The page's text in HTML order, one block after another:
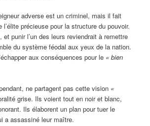
adverse est un criminel, mais il fait
l’élite précieuse pour la structure du pouvoir.
et punir l’un des leurs reviendrait à remettre
du système féodal aux yeux de la nation.
aux conséquences pour le « bien
ne partagent pas cette vision «
grise. Ils voient tout en noir et blanc,
Ils élaborent un plan pour tuer le
a assassiné leur maître.